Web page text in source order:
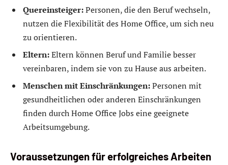
Quereinsteiger:Personen, die den Beruf wechseln,
nutzen die Flexibilität des Home Office, um sich neu
zu orientieren.
Eltern:Eltern können Beruf und Familie besser
vereinbaren, indem sie von zu Hause aus arbeiten.
Menschen mit Einschränkungen:Personen mit
gesundheitlichen oder anderen Einschränkungen
finden durch Home Office Jobs eine geeignete
Arbeitsumgebung.
Voraussetzungen für erfolgreiches Arbeiten